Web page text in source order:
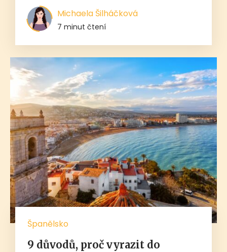
Michaela Šilháčková
7 minut čtení
Španělsko
9 důvodů, proč vyrazit do